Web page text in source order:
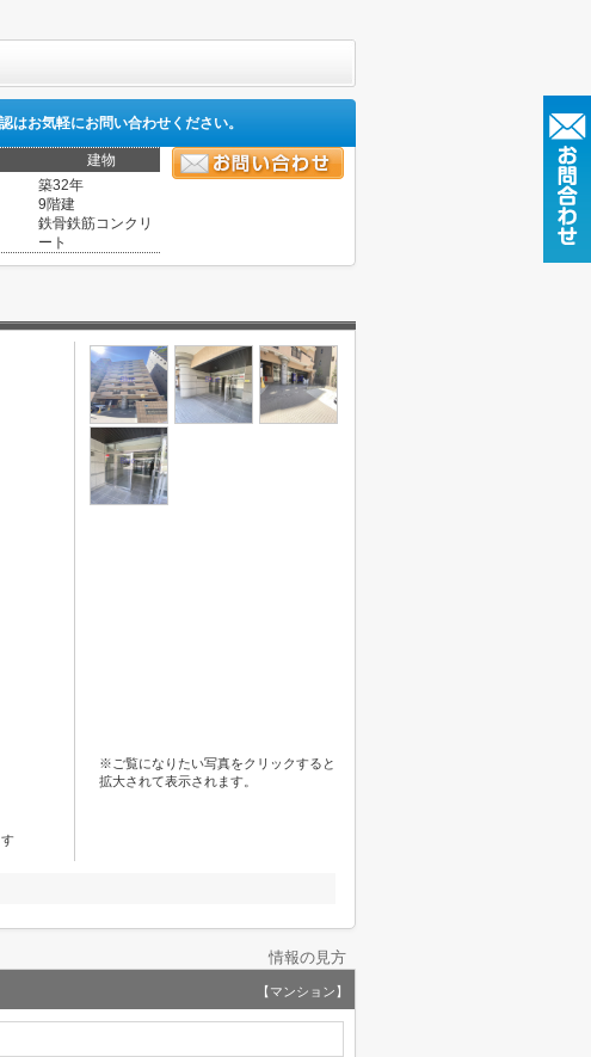
はお気軽にお問い合わせください。
建物
築32年
9階建
鉄骨鉄筋コンクリ
ート
※ご覧になりたい写真をクリックすると
拡大されて表示されます。
情報の見方
【マンション】